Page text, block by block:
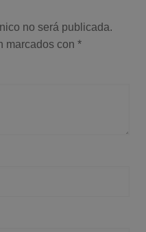
no será publicada.
marcados con *